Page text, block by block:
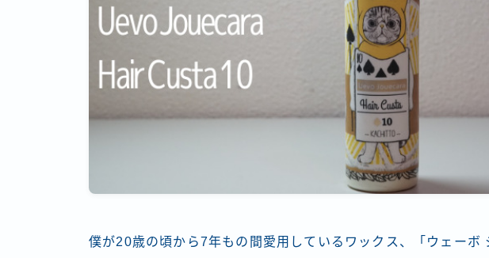
僕が20歳の頃から7年もの間愛用しているワックス、「ウェーボ